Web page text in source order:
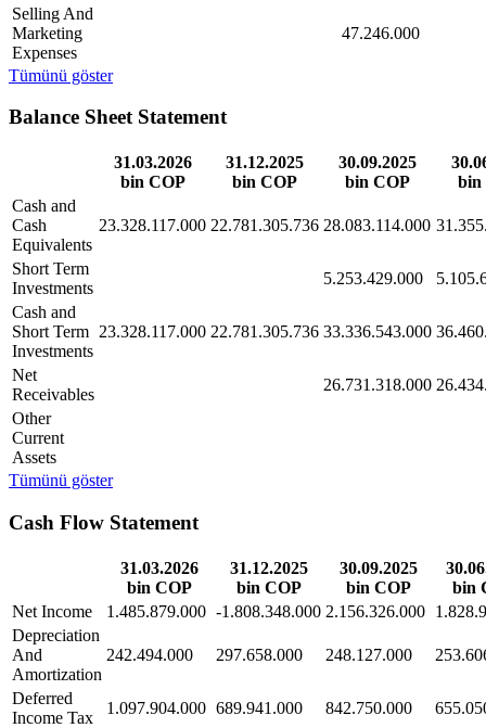
Selling And
Marketing
Expenses
47.246.000
Tümünü göster
Balance Sheet Statement
31.03.2026
bin COP
31.12.2025
bin COP
30.09.2025
bin COP
bin
Cash and
Cash
Equivalents
23.328.117.000 22.781.305.736 28.083.114.000
Short Term
Investments
5.253.429.000
Cash and
Short Term
Investments
23.328.117.000 22.781.305.736 33.336.543.000
Net
Receivables
26.731.318.000
Other
Current
Assets
Tümünü göster
Cash Flow Statement
31.03.2026
bin COP
31.12.2025
bin COP
30.09.2025
bin COP
bin
Net Income
1.485.879.000 -1.808.348.000 2.156.326.000
Depreciation
And
Amortization
242.494.000 297.658.000 248.127.000
Deferred
Income Tax
1.097.904.000 689.941.000 842.750.000